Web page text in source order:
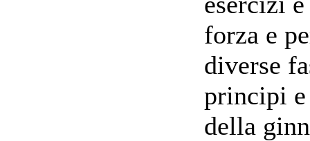
forza e
diverse
principi e
della